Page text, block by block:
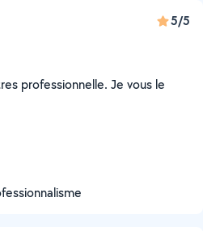
5/5
professionnelle. Je vous le